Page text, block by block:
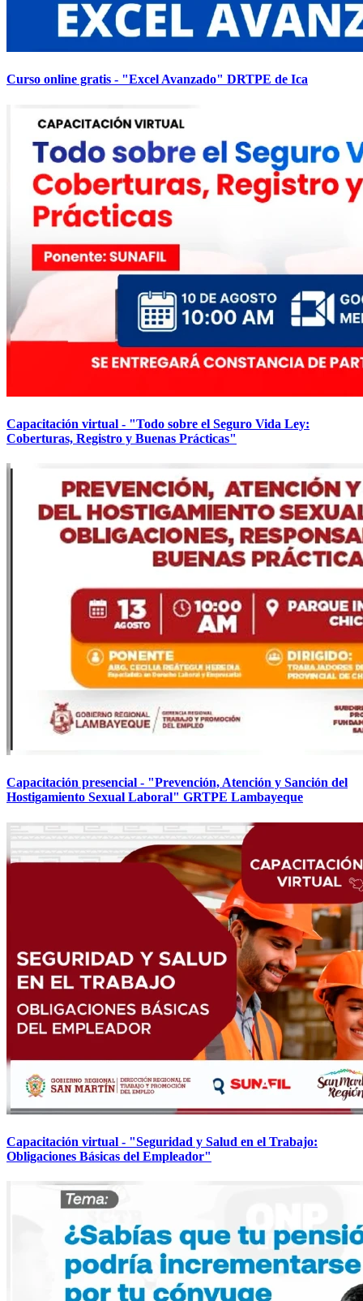
Curso online gratis - "Excel Avanzado" DRTPE de Ica
Capacitación virtual - "Todo sobre el Seguro Vida Ley:
Coberturas, Registro y Buenas Prácticas"
Capacitación presencial - "Prevención, Atención y Sanción del
Hostigamiento Sexual Laboral" GRTPE Lambayeque
Capacitación virtual - "Seguridad y Salud en el Trabajo:
Obligaciones Básicas del Empleador"